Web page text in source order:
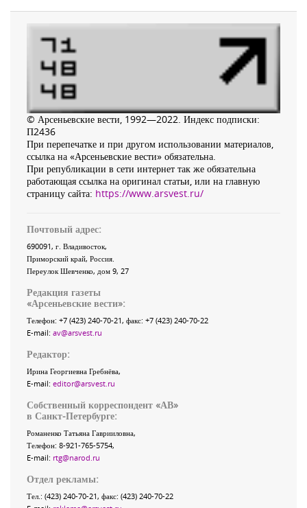
© Арсеньевские вести, 1992—2022. Индекс подписки:
П2436
При перепечатке и при другом использовании материалов,
ссылка на «Арсеньевские вести» обязательна.
При републикации в сети интернет так же обязательна
работающая ссылка на оригинал статьи, или на главную
страницу сайта: https://www.arsvest.ru/
Почтовый адрес:
690091, г. Владивосток,
Приморский край, Россия
Переулок Шевченко, дом 9, 27
Редакция газеты
«Арсеньевские вести»:
Телефон: +7 (423) 240-70-21, факс: +7 (423) 240-70-22
E-mail: av@arsvest.ru
Редактор:
Ирина Георгиевна Гребнёва,
E-mail: editor@arsvest.ru
Собственный корреспондент «АВ»
в Санкт-Петербурге:
Романенко Татьяна Гаврииловна,
Телефон: 8-921-765-5754,
E-mail: rtg@narod.ru
Отдел рекламы:
Тел.: (423) 240-70-21, факс: (423) 240-70-22